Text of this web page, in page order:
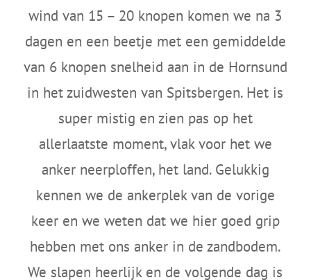
wind van 15 – 20 knopen komen we na 3
dagen en een beetje met een gemiddelde
van 6 knopen snelheid aan in de Hornsund
in het zuidwesten van Spitsbergen. Het is
super mistig en zien pas op het
allerlaatste moment, vlak voor het we
anker neerploffen, het land. Gelukkig
kennen we de ankerplek van de vorige
keer en we weten dat we hier goed grip
hebben met ons anker in de zandbodem.
We slapen heerlijk en de volgende dag is